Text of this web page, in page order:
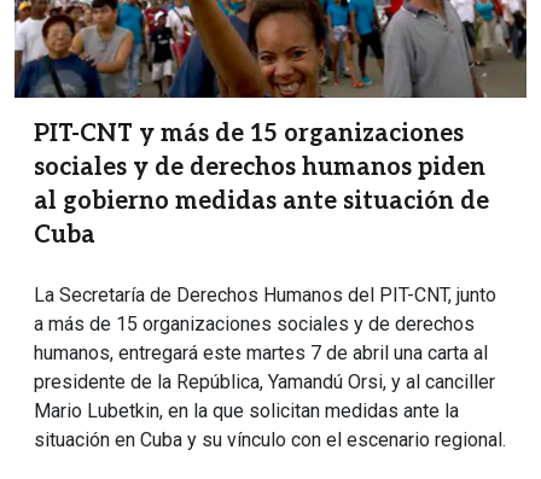
PIT-CNT y más de 15 organizaciones
sociales y de derechos humanos piden
al gobierno medidas ante situación de
Cuba
La Secretaría de Derechos Humanos del PIT-CNT, junto
a más de 15 organizaciones sociales y de derechos
humanos, entregará este martes 7 de abril una carta al
presidente de la República, Yamandú Orsi, y al canciller
Mario Lubetkin, en la que solicitan medidas ante la
situación en Cuba y su vínculo con el escenario regional.